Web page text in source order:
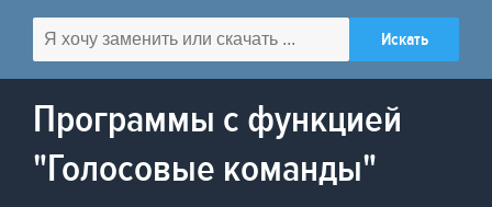
Программы с функцией
"Голосовые команды"